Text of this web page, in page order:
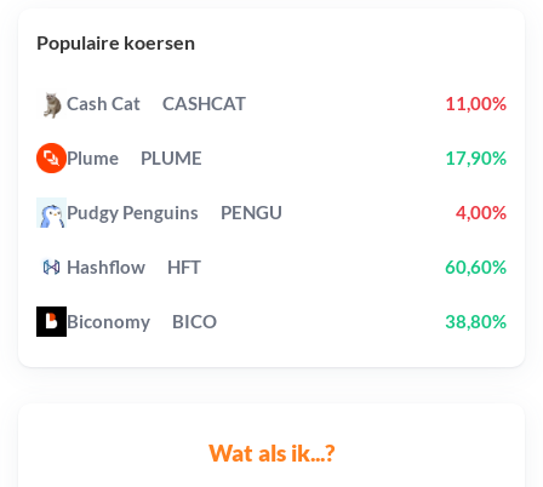
Wat als ik...?
Populaire koersen
Cash Cat CASHCAT 11,00%
Plume PLUME 17,90%
Pudgy Penguins PENGU 4,00%
Hashflow HFT 60,60%
Biconomy BICO 38,80%